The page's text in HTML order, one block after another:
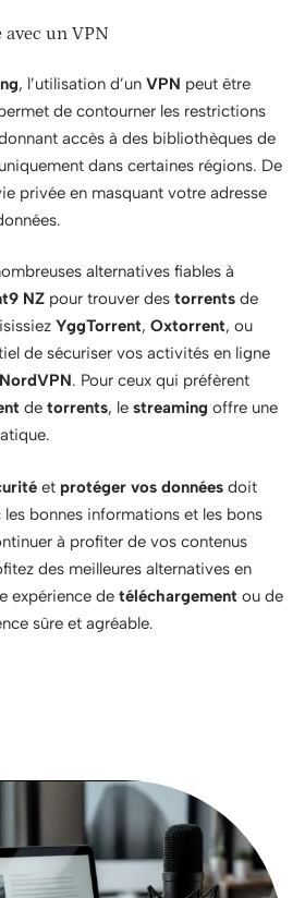
un VPN
, l’utilisation d’un VPN peut être
de contourner les restrictions
accès à des bibliothèques de
dans certaines régions. De
privée en masquant votre adresse
alternatives fiables à
NZ pour trouver des torrents de
YggTorrent, Oxtorrent, ou
de sécuriser vos activités en ligne
NordVPN. Pour ceux qui préfèrent
de torrents, le streaming offre une
et protéger vos données doit
bonnes informations et les bons
à profiter de vos contenus
des meilleures alternatives en
expérience de téléchargement ou de
sûre et agréable.